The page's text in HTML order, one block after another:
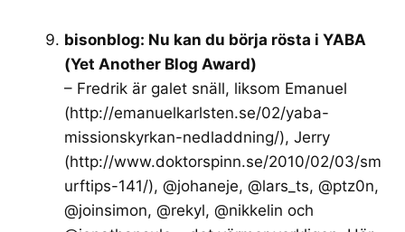
bisonblog: Nu kan du börja rösta i YABA
(Yet Another Blog Award)
– Fredrik är galet snäll, liksom Emanuel
(http://emanuelkarlsten.se/02/yaba-
missionskyrkan-nedladdning/), Jerry
(http://www.doktorspinn.se/2010/02/03/sm
urftips-141/), @johaneje, @lars_ts, @ptz0n,
@joinsimon, @rekyl, @nikkelin och